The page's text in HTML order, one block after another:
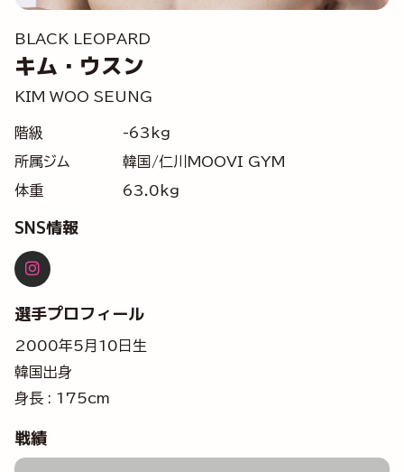
BLACK LEOPARD
キム・ウスン
KIM WOO SEUNG
階級
-63kg
所属ジム
韓国/仁川MOOVI GYM
体重
63.0kg
SNS情報
選手プロフィール
2000年5月10日生
韓国出身
身長 : 175cm
戦績